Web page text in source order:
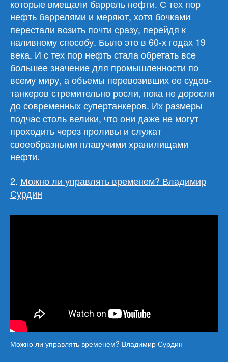
которые вмещали баррель нефти. С тех пор
нефть баррелями и меряют, хотя бочками
перестали возить почти сразу, перейдя к
наливному способу. Было это в 60-х годах 19
века. И с тех пор нефть стала обретать все
большее значение для промышленности по
всему миру, а объемы перевозивших ее судов-
танкеров стремительно росли, пока не доросли
до современных супертанкеров. Их размеры
подчас столь велики, что они даже не могут
проходить через проливы и служат
своеобразными плавучими хранилищами
нефти.
2. Можно ли управлять временем? Владимир
Сурдин
Можно ли управлять временем? Владимир Сурдин